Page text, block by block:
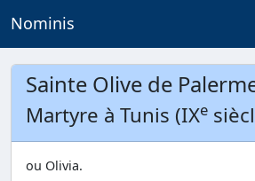
Nominis
Sainte Olive de
Martyre à Tunis (IXe
ou Olivia.